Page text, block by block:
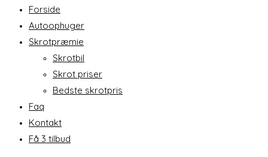
Forside
Autoophuger
Skrotpræmie
Skrotbil
Skrot priser
Bedste skrotpris
Faq
Kontakt
Få 3 tilbud